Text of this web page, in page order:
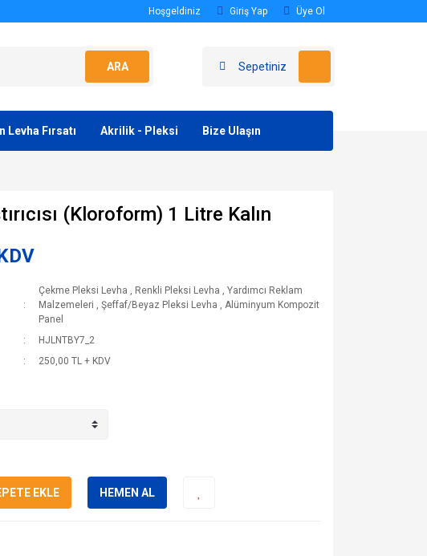
Hoşgeldiniz Giriş Yap Üye Ol
ARA Sepetiniz
Levha Fırsatı Akrilik - Pleksi Bize Ulaşın
(Kloroform) 1 Litre Kalın
Çekme Pleksi Levha , Renkli Pleksi Levha , Yardımcı Reklam
Malzemeleri , Şeffaf/Beyaz Pleksi Levha , Alüminyum Kompozit
Panel
HJLNTBY7_2
250,00 TL + KDV
EKLE HEMEN AL